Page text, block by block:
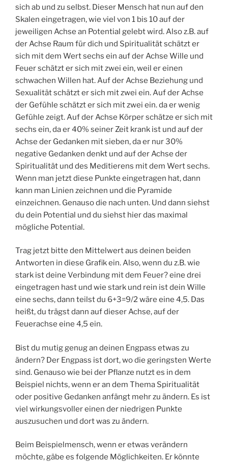
sich ab und zu selbst. Dieser Mensch hat nun auf den
Skalen eingetragen, wie viel von 1 bis 10 auf der
jeweiligen Achse an Potential gelebt wird. Also z.B. auf
der Achse Raum für dich und Spiritualität schätzt er
sich mit dem Wert sechs ein auf der Achse Wille und
Feuer schätzt er sich mit zwei ein, weil er einen
schwachen Willen hat. Auf der Achse Beziehung und
Sexualität schätzt er sich mit zwei ein. Auf der Achse
der Gefühle schätzt er sich mit zwei ein. da er wenig
Gefühle zeigt. Auf der Achse Körper schätze er sich mit
sechs ein, da er 40% seiner Zeit krank ist und auf der
Achse der Gedanken mit sieben, da er nur 30%
negative Gedanken denkt und auf der Achse der
Spiritualität und des Meditierens mit dem Wert sechs.
Wenn man jetzt diese Punkte eingetragen hat, dann
kann man Linien zeichnen und die Pyramide
einzeichnen. Genauso die nach unten. Und dann siehst
du dein Potential und du siehst hier das maximal
mögliche Potential.
Trag jetzt bitte den Mittelwert aus deinen beiden
Antworten in diese Grafik ein. Also, wenn du z.B. wie
stark ist deine Verbindung mit dem Feuer? eine drei
eingetragen hast und wie stark und rein ist dein Wille
eine sechs, dann teilst du 6+3=9/2 wäre eine 4,5. Das
heißt, du trägst dann auf dieser Achse, auf der
Feuerachse eine 4,5 ein.
Bist du mutig genug an deinen Engpass etwas zu
ändern? Der Engpass ist dort, wo die geringsten Werte
sind. Genauso wie bei der Pflanze nutzt es in dem
Beispiel nichts, wenn er an dem Thema Spiritualität
oder positive Gedanken anfängt mehr zu ändern. Es ist
viel wirkungsvoller einen der niedrigen Punkte
auszusuchen und dort was zu ändern.
Beim Beispielmensch, wenn er etwas verändern
möchte, gäbe es folgende Möglichkeiten. Er könnte